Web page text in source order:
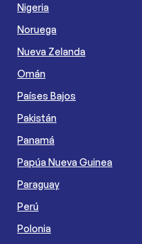
Nigeria
Noruega
Nueva Zelanda
Omán
Países Bajos
Pakistán
Panamá
Papúa Nueva Guinea
Paraguay
Perú
Polonia